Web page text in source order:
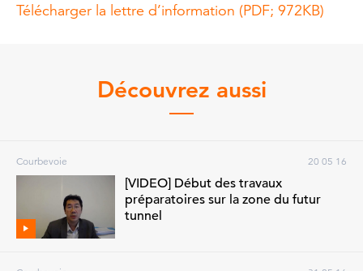
Télécharger la lettre d’information (PDF; 972KB)
Découvrez aussi
Courbevoie 20 05 16
[VIDEO] Début des travaux
préparatoires sur la zone du futur
tunnel